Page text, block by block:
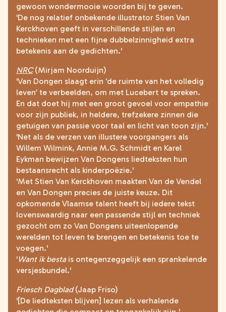
gewoon wondermooie woorden bij te geven.
'De nog relatief onbekende illustrator Stien Van
Kerckhoven geeft in verschillende stijlen en
technieken met een fijne dubbelzinnigheid extra
betekenis aan de gedichten.'
NRC(Mirjam Noorduijn)
'Van Dongen slaagt erin ‘de ruimte van het volledig
leven’ te verbeelden, om met Lucebert te spreken.
En dat doet hij met een groot gevoel voor empathie
voor zijn publiek, in heldere, trefzekere zinnen die
getuigen van passie voor taal en licht van toon zijn.'
'Net als de verzen van illustere voorgangers als
Willem Wilmink, Annie M.G. Schmidt en Karel
Eykman bewijzen Van Dongens liedteksten hun
bestaansrecht als kinderpoëzie.'
'Met Stien Van Kerckhoven maakten Van de Vendel
en Van Dongen precies de juiste keuze. Dit
opkomende Vlaamse talent heeft bij iedere tekst
lovenswaardig naar een passende stijl en techniek
gezocht om zo Van Dongens uiteenlopende
werelden tot leven te brengen en betekenis toe te
voegen.'
'Want ik bestais ontegenzeggelijk een sprankelende
versjesbundel.'
Friesch Dagblad(Jaap Friso)
'[De liedteksten blijven] lezen als verhalende